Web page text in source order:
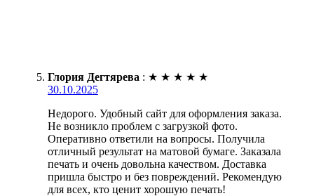
Глория Дегтярева : ★ ★ ★ ★ ★
30.10.2025
Недорого. Удобный сайт для оформления заказа.
Не возникло проблем с загрузкой фото.
Оперативно ответили на вопросы. Получила
отличный результат на матовой бумаге. Заказала
печать и очень довольна качеством. Доставка
пришла быстро и без повреждений. Рекомендую
для всех, кто ценит хорошую печать!